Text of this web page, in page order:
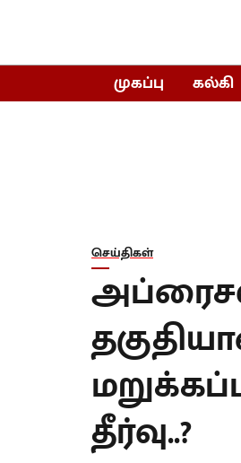
முகப்பு கல்கி
செய்திகள்
தீர்வு..?